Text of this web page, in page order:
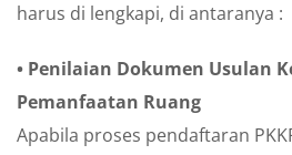
harus di lengkapi, di antaranya :
• Penilaian Dokumen Usulan
Pemanfaatan Ruang
Apabila proses pendaftaran